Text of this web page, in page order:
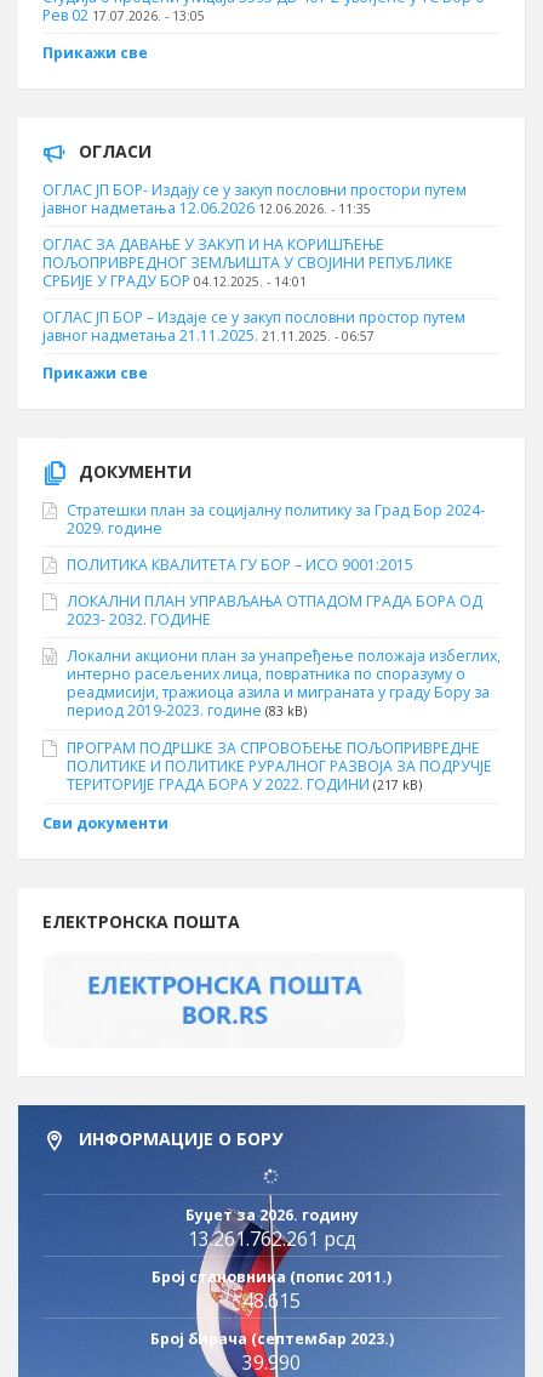
Рев 02 17.07.2026. - 13:05
Прикажи све
ОГЛАСИ
ОГЛАС ЈП БОР- Издају се у закуп пословни простори путем
јавног надметања 12.06.2026 12.06.2026. - 11:35
ОГЛАС ЗА ДАВАЊЕ У ЗАКУП И НА КОРИШЋЕЊЕ
ПОЉОПРИВРЕДНОГ ЗЕМЉИШТА У СВОЈИНИ РЕПУБЛИКЕ
СРБИЈЕ У ГРАДУ БОР 04.12.2025. - 14:01
ОГЛАС ЈП БОР – Издаје се у закуп пословни простор путем
јавног надметања 21.11.2025. 21.11.2025. - 06:57
Прикажи све
ДОКУМЕНТИ
Стратешки план за социјалну политику за Град Бор 2024-
2029. године
ПОЛИТИКА КВАЛИТЕТА ГУ БОР – ИСО 9001:2015
ЛОКАЛНИ ПЛАН УПРАВЉАЊА ОТПАДОМ ГРАДА БОРА ОД
2023- 2032. ГОДИНЕ
Локални акциони план за унапређење положаја избеглих,
интерно расељених лица, повратника по споразуму о
реадмисији, тражиоца азила и миграната у граду Бору за
период 2019-2023. године (83 kB)
ПРОГРАМ ПОДРШКЕ ЗА СПРОВОЂЕЊЕ ПОЉОПРИВРЕДНЕ
ПОЛИТИКЕ И ПОЛИТИКЕ РУРАЛНОГ РАЗВОЈА ЗА ПОДРУЧЈЕ
ТЕРИТОРИЈЕ ГРАДА БОРА У 2022. ГОДИНИ (217 kB)
Сви документи
ЕЛЕКТРОНСКА ПОШТА
ИНФОРМАЦИЈЕ О БОРУ
Буџет за 2026. годину
13.261.762.261 рсд
Број становника (попис 2011.)
48.615
Број бирача (септембар 2023.)
39.990